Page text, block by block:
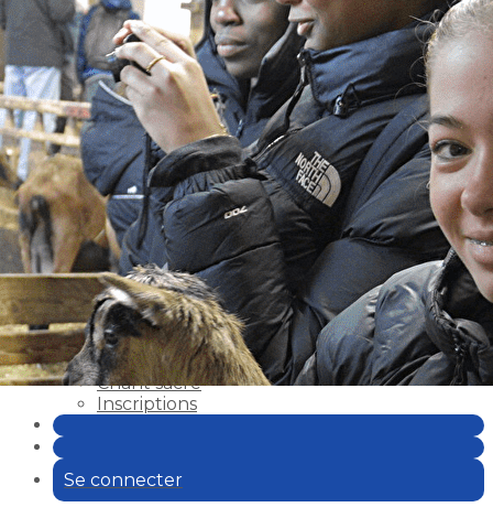
Exporter les lignes sélectionnées
Exporter toutes les colonnes
Exporter uniquement les colonnes affichées
Menu
Ajoutez un logo, un bouton, des réseaux sociaux
Cliquez pour éditer
L'association▴▾
LES ACTIVITÉS▴▾
Le Patro' du Sacré-Cœur
Club de foot des Staffi's
Les ateliers Saint-Joseph
Chant sacré
Inscriptions
Se connecter